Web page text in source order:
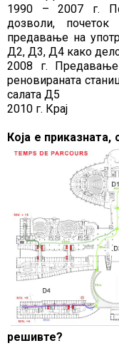
1990 – 2007 г.
дозволи,
предавање на
Д2, Д3, Д4 како
2008 г.
реновираната
салата Д5
2010 г. Крај
Која е приказната,
решивте?